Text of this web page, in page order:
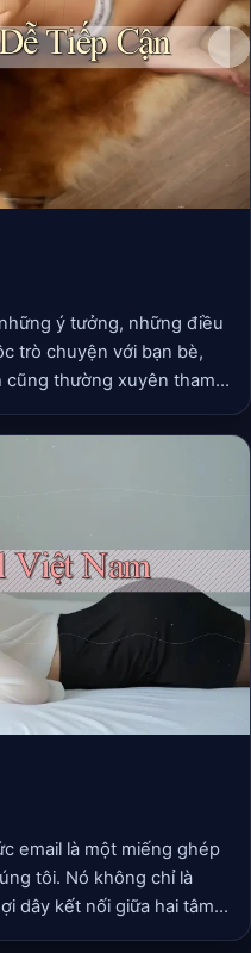
ý tưởng, những điều
trò chuyện với bạn bè,
cũng thường xuyên tham
để nâng cao khả
một thời gian ngắn, Minh
trong công việc mà còn
dụng hữu ích, nhận được
email là một miếng ghép
tôi. Nó không chỉ là
dây kết nối giữa hai tâm
trở, nhưng trái tim vẫn